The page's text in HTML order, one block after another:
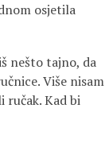
osjetila
nešto tajno, da
Više nisam
ručak. Kad bi